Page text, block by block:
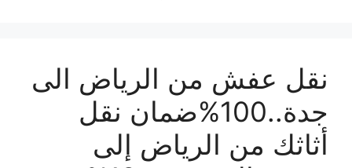
نقل عفش من الرياض الى
جدة..100%ضمان نقل
أثاثك من الرياض إلى